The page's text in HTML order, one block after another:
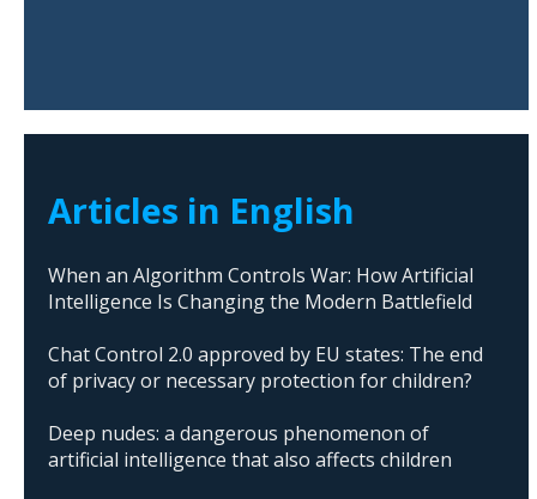
Articles in English
When an Algorithm Controls War: How Artificial
Intelligence Is Changing the Modern Battlefield
Chat Control 2.0 approved by EU states: The end
of privacy or necessary protection for children?
Deep nudes: a dangerous phenomenon of
artificial intelligence that also affects children